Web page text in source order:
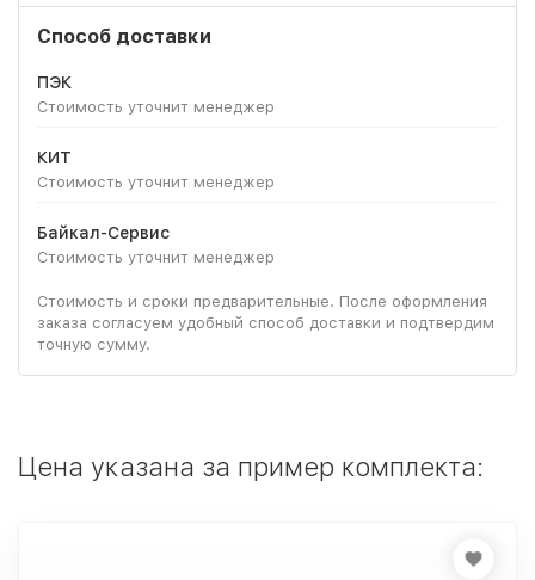
Способ доставки
ПЭК
Стоимость уточнит менеджер
КИТ
Стоимость уточнит менеджер
Байкал-Сервис
Стоимость уточнит менеджер
Стоимость и сроки предварительные. После оформления
заказа согласуем удобный способ доставки и подтвердим
точную сумму.
Цена указана за пример комплекта: